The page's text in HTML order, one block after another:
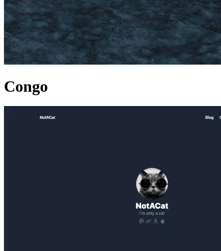
Congo